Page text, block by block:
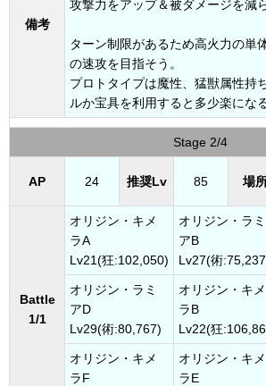
備考
攻撃力をアップ＆被ダメージを減
ターン制限があるため高火力の単
の速攻を目指そう。
プロトタイプは魔性、猛獣属性持
ルか宝具を利用すると多少楽になる
Stage 2/4
AP 24 推奨Lv 85 場
Battle
1/1
オリジン・キメ
ラA
Lv21(狂:102,050)
オリジン・ラミ
アB
Lv27(術
オリジン・ラミ
アD
Lv29(術:80,767)
オリジン・キメ
ラB
Lv22(狂
オリジン・キメ
ラF
オリジン・キメ
ラE